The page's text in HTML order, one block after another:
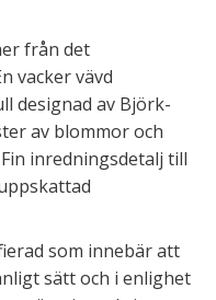
från det
vacker vävd
designad av Björk-
av blommor och
inredningsdetalj till
som innebär att
sätt och i enlighet